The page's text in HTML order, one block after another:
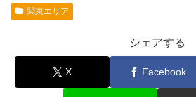
関東エリア
シェアする
X Facebook